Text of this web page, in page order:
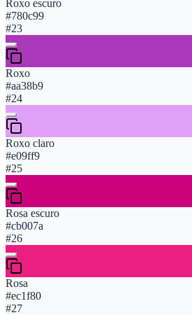
Roxo escuro
#780c99
#23
Roxo
#aa38b9
#24
Roxo claro
#e09ff9
#25
Rosa escuro
#cb007a
#26
Rosa
#ec1f80
#27